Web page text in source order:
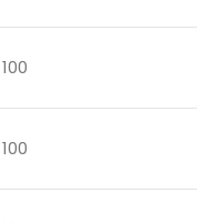
100
100